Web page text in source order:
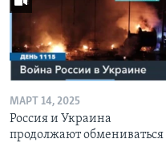
МАРТ 14, 2025
Россия и Украина
продолжают обмениваться